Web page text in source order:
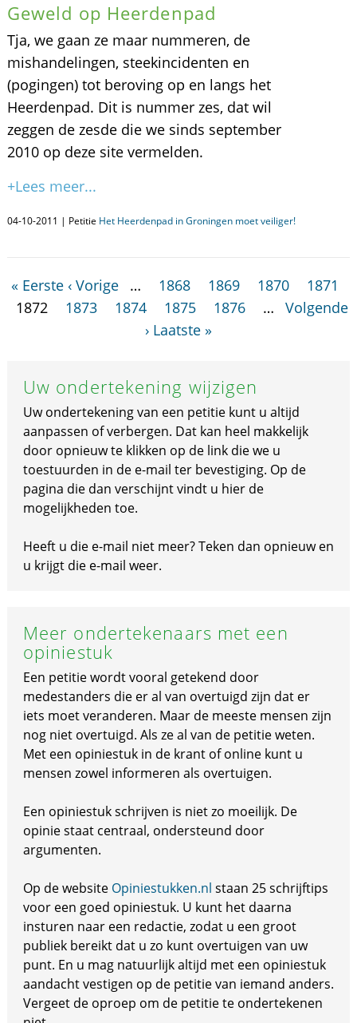
Geweld op Heerdenpad
Tja, we gaan ze maar nummeren, de
mishandelingen, steekincidenten en
(pogingen) tot beroving op en langs het
Heerdenpad. Dit is nummer zes, dat wil
zeggen de zesde die we sinds september
2010 op deze site vermelden.
+Lees meer...
04-10-2011 | Petitie Het Heerdenpad in Groningen moet veiliger!
« Eerste ‹ Vorige … 1868 1869 1870
1871
1872
1873 1874 1875 1876 …
Volgende
› Laatste »
Uw ondertekening wijzigen
Uw ondertekening van een petitie kunt u altijd
aanpassen of verbergen. Dat kan heel makkelijk
door opnieuw te klikken op de link die we u
toestuurden in de e-mail ter bevestiging. Op de
pagina die dan verschijnt vindt u hier de
mogelijkheden toe.
Heeft u die e-mail niet meer? Teken dan opnieuw en
u krijgt die e-mail weer.
Meer ondertekenaars met een
opiniestuk
Een petitie wordt vooral getekend door
medestanders die er al van overtuigd zijn dat er
iets moet veranderen. Maar de meeste mensen zijn
nog niet overtuigd. Als ze al van de petitie weten.
Met een opiniestuk in de krant of online kunt u
mensen zowel informeren als overtuigen.
Een opiniestuk schrijven is niet zo moeilijk. De
opinie staat centraal, ondersteund door
argumenten.
Op de website Opiniestukken.nl staan 25 schrijftips
voor een goed opiniestuk. U kunt het daarna
insturen naar een redactie, zodat u een groot
publiek bereikt dat u zo kunt overtuigen van uw
punt. En u mag natuurlijk altijd met een opiniestuk
aandacht vestigen op de petitie van iemand anders.
Vergeet de oproep om de petitie te ondertekenen